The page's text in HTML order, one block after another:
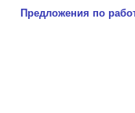
Предложения по